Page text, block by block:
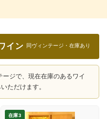
イン 同ヴィンテージ・在庫あり
ージで、現在在庫のあるワイ
ただけます。
在庫3